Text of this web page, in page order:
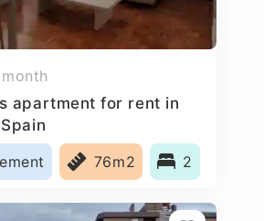
apartment for rent in
76m2 2